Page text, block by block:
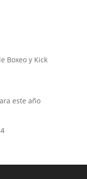
Boxeo y Kick
este año